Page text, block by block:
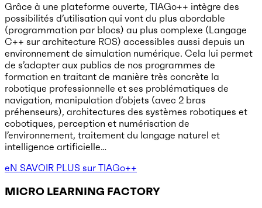
Grâce à une plateforme ouverte, TIAGo++ intègre des
possibilités d’utilisation qui vont du plus abordable
(programmation par blocs) au plus complexe (Langage
C++ sur architecture ROS) accessibles aussi depuis un
environnement de simulation numérique. Cela lui permet
de s’adapter aux publics de nos programmes de
formation en traitant de manière très concrète la
robotique professionnelle et ses problématiques de
navigation, manipulation d’objets (avec 2 bras
préhenseurs), architectures des systèmes robotiques et
cobotiques, perception et numérisation de
l’environnement, traitement du langage naturel et
intelligence artificielle…
eN SAVOIR PLUS sur TIAGo++
MICRO LEARNING FACTORY